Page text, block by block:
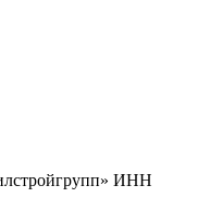
ИНН